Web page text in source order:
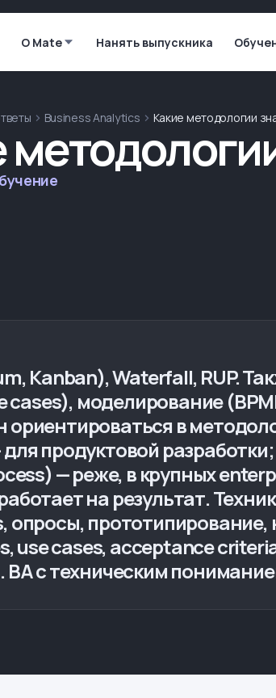
О Mate Нанять выпускника
Business Analytics Какие методологии
Kanban), Waterfall, RUP.
cases), моделирование
ориентироваться в
продуктовой
— реже, в крупных
на результат.
опросы,
use cases, acceptance
BA с техническим